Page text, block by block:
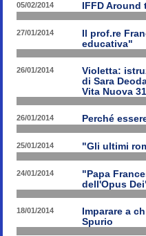
05/02/2014 IFFD
27/01/2014
Il prof.re
educativa"
26/01/2014
Violetta:
di Sara
Vita Nuova
26/01/2014 Perché
25/01/2014 "Gli ultimi
24/01/2014
"Papa
dell'Opus
18/01/2014
Imparare a
Spurio